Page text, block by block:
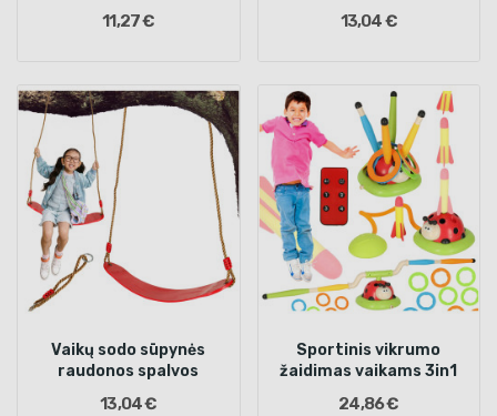
11,27 € 13,04 €
Vaikų sodo sūpynės
raudonos spalvos
13,04 €
Sportinis vikrumo
žaidimas vaikams 3in1
24,86 €